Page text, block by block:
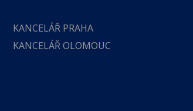
KANCELÁŘ PRAHA
KANCELÁŘ OLOMOUC